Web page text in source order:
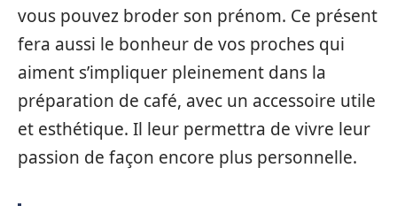
vous pouvez broder son prénom. Ce présent
fera aussi le bonheur de vos proches qui
aiment s’impliquer pleinement dans la
préparation de café, avec un accessoire utile
et esthétique. Il leur permettra de vivre leur
passion de façon encore plus personnelle.